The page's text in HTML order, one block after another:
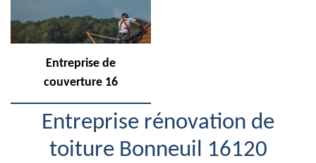
Entreprise de
couverture 16
Entreprise rénovation de
toiture Bonneuil 16120